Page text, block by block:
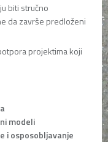
biti stručno
da završe predloženi
projektima koji
modeli
i osposobljavanje